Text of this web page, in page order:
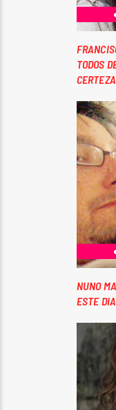
TODOS
NUNO
ESTE